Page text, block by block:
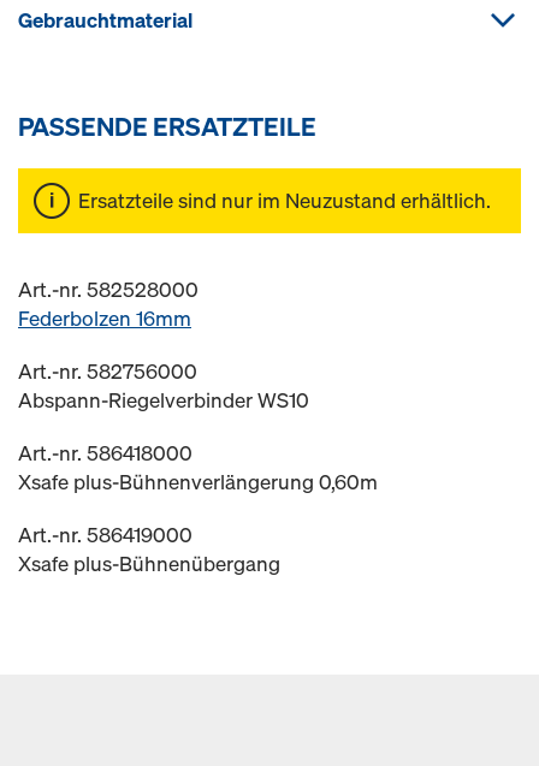
Gebrauchtmaterial
PASSENDE ERSATZTEILE
Ersatzteile sind nur im Neuzustand erhältlich.
Art.-nr. 582528000
Federbolzen 16mm
Art.-nr. 582756000
Abspann-Riegelverbinder WS10
Art.-nr. 586418000
Xsafe plus-Bühnenverlängerung 0,60m
Art.-nr. 586419000
Xsafe plus-Bühnenübergang